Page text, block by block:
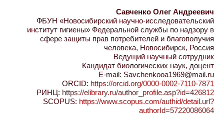
Савченко Олег Андреевич
ФБУН «Новосибирский научно-исследовательский
институт гигиены» Федеральной службы по надзору в
сфере защиты прав потребителей и благополучия
человека, Новосибирск, Россия
Ведущий научный сотрудник
Кандидат биологических наук, доцент
E-mail: Savchenkooa1969@mail.ru
ORCID: https://orcid.org/0000-0002-7110-7871
РИНЦ: https://elibrary.ru/author_profile.asp?id=426812
SCOPUS: https://www.scopus.com/authid/detail.url?
authorId=57220086064